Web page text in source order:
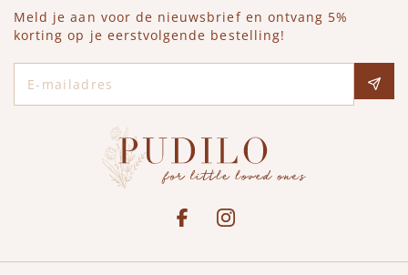
Meld je aan voor de nieuwsbrief en ontvang 5%
korting op je eerstvolgende bestelling!
See our FacebookBekijk onze Instagram pagina